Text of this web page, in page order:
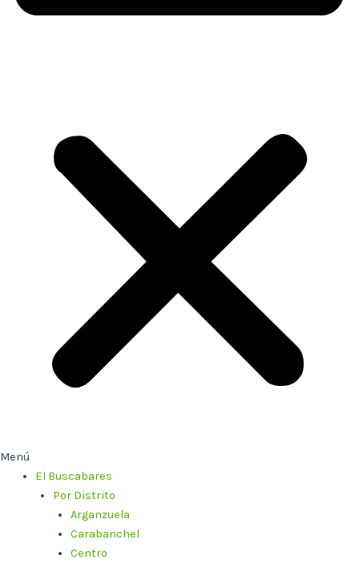
Menú
El Buscabares
Por Distrito
Arganzuela
Carabanchel
Centro